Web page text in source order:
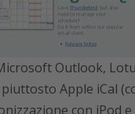
Outlook,
Apple iCal
con iPod